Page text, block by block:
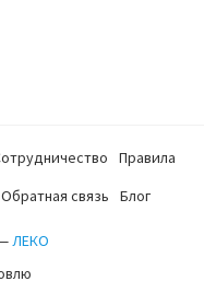
Правила
Обратная связь Блог
ЛЕКО